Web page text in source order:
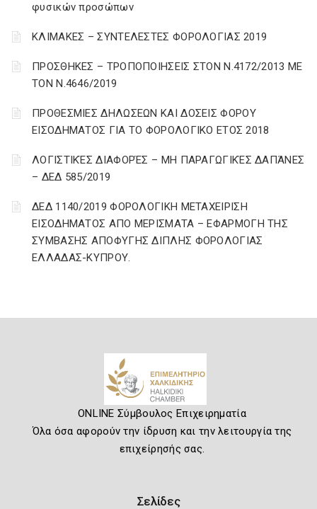
φυσικών προσώπων
ΚΛΙΜΑΚΕΣ – ΣΥΝΤΕΛΕΣΤΕΣ ΦΟΡΟΛΟΓΙΑΣ 2019
ΠΡΟΣΘΗΚΕΣ – ΤΡΟΠΟΠΟΙΗΣΕΙΣ ΣΤΟΝ Ν.4172/2013 ΜΕ
ΤΟΝ Ν.4646/2019
ΠΡΟΘΕΣΜΙΕΣ ΔΗΛΩΣΕΩΝ ΚΑΙ ΔΟΣΕΙΣ ΦΟΡΟΥ
ΕΙΣΟΔΗΜΑΤΟΣ ΓΙΑ ΤΟ ΦΟΡΟΛΟΓΙΚΟ ΕΤΟΣ 2018
ΛΟΓΙΣΤΙΚΈΣ ΔΙΑΦΟΡΈΣ – ΜΗ ΠΑΡΑΓΩΓΙΚΈΣ ΔΑΠΆΝΕΣ
– ΔΕΔ 585/2019
ΔΕΔ 1140/2019 ΦΟΡΟΛΟΓΙΚΗ ΜΕΤΑΧΕΙΡΙΣΗ
ΕΙΣΟΔΗΜΑΤΟΣ ΑΠΟ ΜΕΡΙΣΜΑΤΑ – ΕΦΑΡΜΟΓΗ ΤΗΣ
ΣΥΜΒΑΣΗΣ ΑΠΟΦΥΓΗΣ ΔΙΠΛΗΣ ΦΟΡΟΛΟΓΙΑΣ
ΕΛΛΑΔΑΣ-ΚΥΠΡΟΥ.
ONLINE Σύμβουλος Επιχειρηματία
Όλα όσα αφορούν την ίδρυση και την λειτουργία της
επιχείρησής σας.
Σελίδες